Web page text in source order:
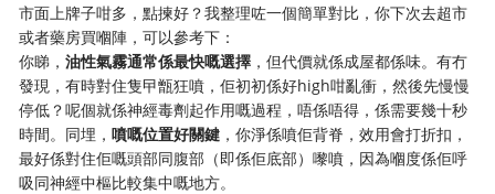
市面上牌子咁多，點揀好？我整理咗一個簡單對比，你下次去超市
或者藥房買嗰陣，可以參考下：
你睇，油性氣霧通常係最快嘅選擇 ，但代價就係成屋都係味。有冇
發現，有時對住隻曱甑狂噴，佢初初係好high咁亂衝，然後先慢慢
停低？呢個就係神經毒劑起作用嘅過程，唔係唔得，係需要幾十秒
時間。同埋，噴嘅位置好關鍵 ，你淨係噴佢背脊，效用會打折扣，
最好係對住佢嘅頭部同腹部（即係佢底部）嚟噴，因為嗰度係佢呼
吸同神經中樞比較集中嘅地方。